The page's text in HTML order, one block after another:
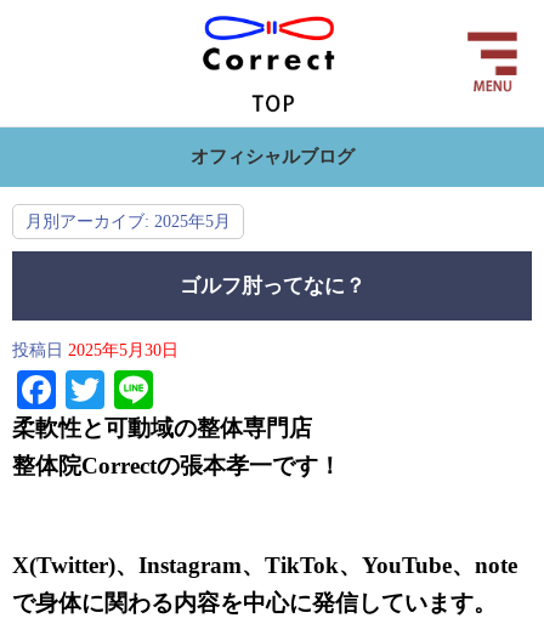
オフィシャルブログ
月別アーカイブ: 2025年5月
ゴルフ肘ってなに？
投稿日 2025年5月30日
Facebook
Twitter
柔軟性と可動域の整体専門店
整体院Correctの張本孝一です！
X(Twitter)、Instagram、TikTok、YouTube、note
で身体に関わる内容を中心に発信しています。